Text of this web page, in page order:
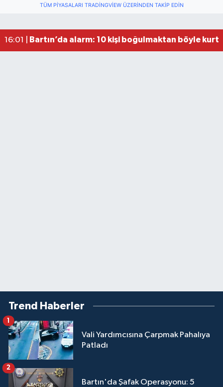
TÜM PIYASALARI TRADINGVIEW ÜZERINDEN TAKIP EDIN
16:01 |
Bartın’da alarm: 10 kişi boğulmaktan böyle
Trend Haberler
Vali Yardımcısına Çarpmak Pahalıya
Patladı
1
Bartın'da Şafak Operasyonu: 5
2